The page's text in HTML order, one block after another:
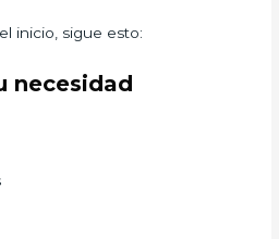
inicio, sigue esto:
necesidad